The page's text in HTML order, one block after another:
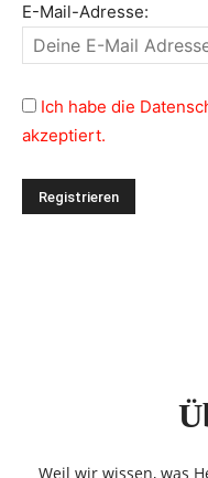
E-Mail-Adresse:
Ich habe die
akzeptiert.
Weil wir wissen, was